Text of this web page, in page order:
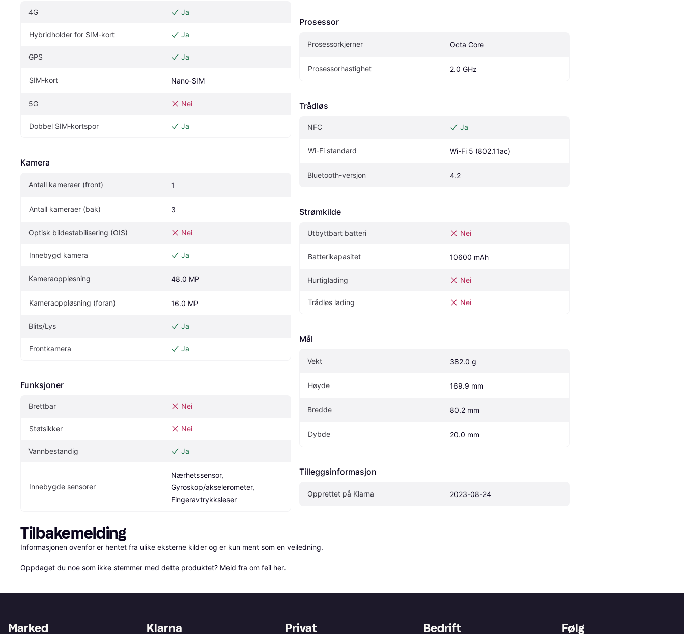
4G Ja
Hybridholder for SIM-kort Ja
GPS Ja
SIM-kort Nano-SIM
5G Nei
Dobbel SIM-kortspor Ja
Kamera
Antall kameraer (front) 1
Antall kameraer (bak) 3
Optisk bildestabilisering (OIS) Nei
Innebygd kamera Ja
Kameraoppløsning 48.0 MP
Kameraoppløsning (foran) 16.0 MP
Blits/Lys Ja
Frontkamera Ja
Funksjoner
Brettbar Nei
Støtsikker Nei
Vannbestandig Ja
Innebygde sensorer
Nærhetssensor,
Gyroskop/akselerometer,
Fingeravtrykksleser
Prosessor
Prosessorkjerner Octa Core
Prosessorhastighet 2.0 GHz
Trådløs
NFC Ja
Wi-Fi standard Wi-Fi 5 (802.11ac)
Bluetooth-versjon 4.2
Strømkilde
Utbyttbart batteri Nei
Batterikapasitet 10600 mAh
Hurtiglading Nei
Trådløs lading Nei
Mål
Vekt 382.0 g
Høyde 169.9 mm
Bredde 80.2 mm
Dybde 20.0 mm
Tilleggsinformasjon
Opprettet på Klarna 2023-08-24
Tilbakemelding
Informasjonen ovenfor er hentet fra ulike eksterne kilder og er kun ment som en veiledning.
Oppdaget du noe som ikke stemmer med dette produktet? Meld fra om feil her.
Klarna Privat Bedrift
Marked Følg